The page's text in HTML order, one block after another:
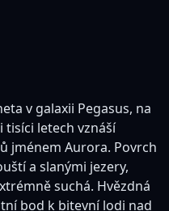
v galaxii Pegasus, na
tisíci letech vznáší
jménem Aurora. Povrch
a slanými jezery,
suchá. Hvězdná
bod k bitevní lodi nad